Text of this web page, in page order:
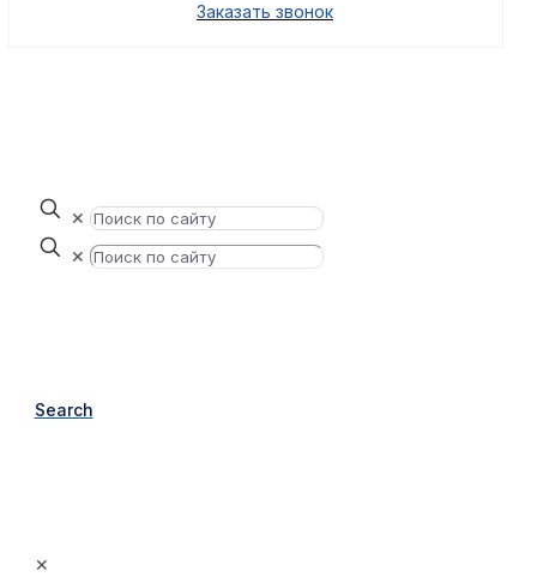
Заказать звонок
✕
✕
Search
✕